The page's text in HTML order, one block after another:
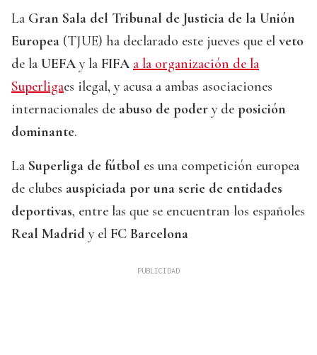
La Gran Sala del Tribunal de Justicia de la Unión
Europea (TJUE) ha declarado este jueves que el veto
de la UEFA y la FIFA a la organización de la
Superligaes ilegal, y acusa a ambas asociaciones
internacionales de abuso de poder y de posición
dominante.
La Superliga de fútbol es una competición europea
de clubes auspiciada por una serie de entidades
deportivas, entre las que se encuentran los españoles
Real Madrid y el FC Barcelona